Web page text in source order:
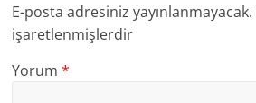
E-posta adresiniz yayınlanmayacak.
işaretlenmişlerdir
Yorum*